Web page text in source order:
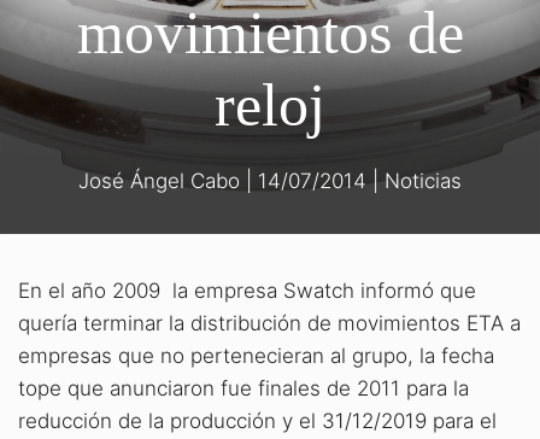
movimientos de
reloj
José Ángel Cabo 14/07/2014 Noticias
En el año 2009 la empresa Swatch informó que
quería terminar la distribución de movimientos ETA a
empresas que no pertenecieran al grupo, la fecha
tope que anunciaron fue finales de 2011 para la
reducción de la producción y el 31/12/2019 para el